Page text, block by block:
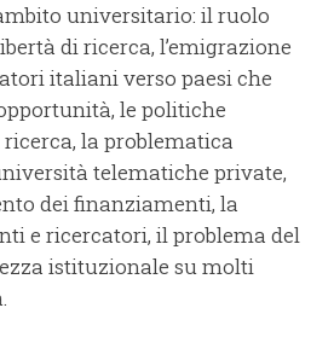
universitario: il ruolo
di ricerca, l’emigrazione
italiani verso paesi che
le politiche
la problematica
telematiche private,
dei finanziamenti, la
e ricercatori, il problema del
istituzionale su molti